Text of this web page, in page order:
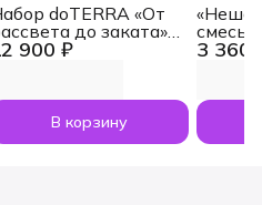
900 ₽
doTERRA «От
до заката»
воздуха
5 мл
В корзину
3 360
смесь